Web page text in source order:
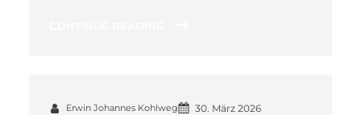
Erwin Johannes Kohlweg 30. März 2026